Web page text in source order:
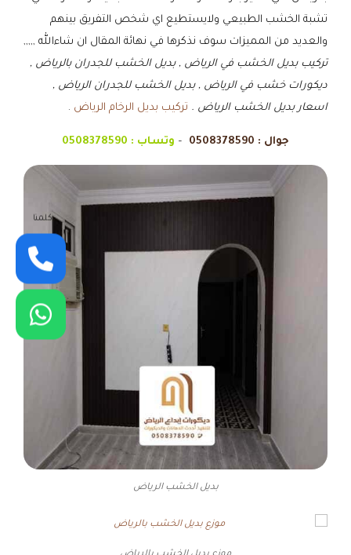
تشبة الخشب الطبيعي ولايستطيع اي شخص التفريق بينهم
والعديد من المميزات سوف نذكرها في نهائة المقال ان شاءالله ,,,,,
تركيب بديل الخشب في الرياض , بديل الخشب للجدران بالرياض ,
ديكورات خشب في الرياض , بديل الخشب للجدران الرياض ,
اسعار بديل الخشب الرياض . تركيب بديل الرخام الرياض .
جوال : 0508378590
– وتساب : 0508378590
بديل الخشب الرياض
كلمنا